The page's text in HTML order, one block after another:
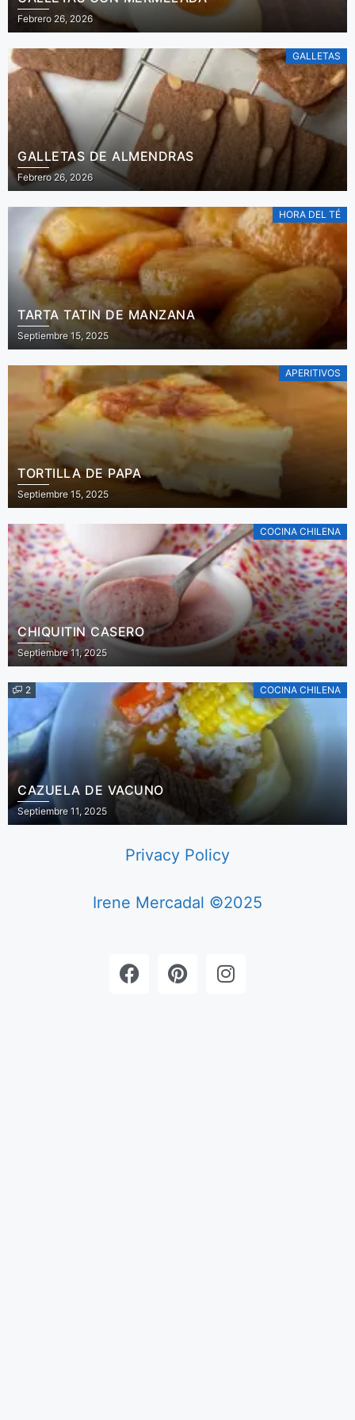
Febrero 26, 2026
GALLETAS
GALLETAS DE ALMENDRAS
Febrero 26, 2026
HORA DEL TÉ
TARTA TATIN DE MANZANA
Septiembre 15, 2025
APERITIVOS
TORTILLA DE PAPA
Septiembre 15, 2025
COCINA CHILENA
CHIQUITIN CASERO
Septiembre 11, 2025
2 COCINA CHILENA
CAZUELA DE VACUNO
Septiembre 11, 2025
Privacy Policy
Irene Mercadal ©2025